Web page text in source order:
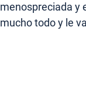
menospreciada y
mucho todo y le